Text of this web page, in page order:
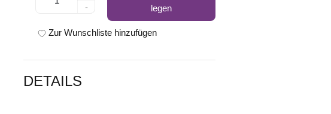
-
legen
Zur Wunschliste hinzufügen
DETAILS